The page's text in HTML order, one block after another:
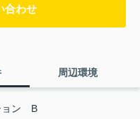
合わせ
周辺環境
ョン B